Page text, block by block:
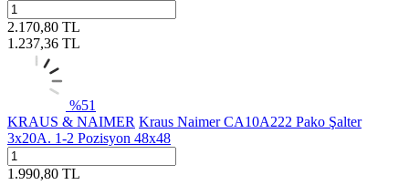
2.170,80 TL
1.237,36 TL
%51
KRAUS & NAIMER Kraus Naimer CA10A222 Pako Şalter
3x20A. 1-2 Pozisyon 48x48
1.990,80 TL